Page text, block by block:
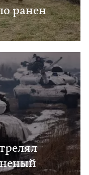
ранен